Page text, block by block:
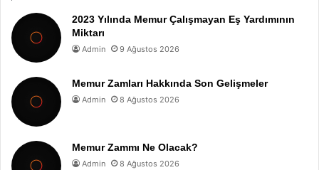
2023 Yılında Memur Çalışmayan Eş Yardımının
Miktarı
Admin 9 Ağustos 2026
Memur Zamları Hakkında Son Gelişmeler
Admin 8 Ağustos 2026
Memur Zammı Ne Olacak?
Admin 8 Ağustos 2026